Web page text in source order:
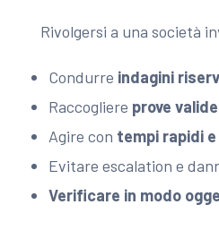
Rivolgersi a una società
Condurre indagini
Raccogliere prove valide
Agire con tempi rapidi
Evitare escalation e
Verificare in modo